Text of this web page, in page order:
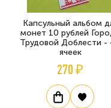
Капсульный альбом
монет 10 рублей
Трудовой Доблести -
ячеек
270 ₽